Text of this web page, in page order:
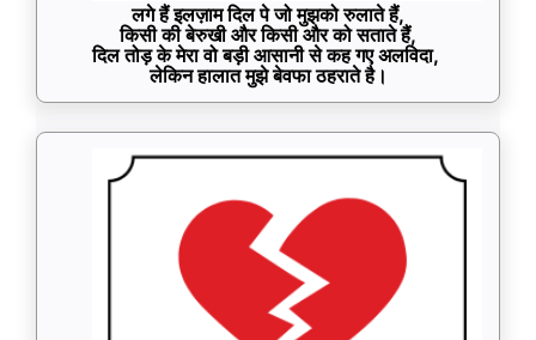
लगे हैं इलज़ाम दिल पे जो मुझको रुलाते हैं,
किसी की बेरुखी और किसी और को सताते हैं,
दिल तोड़ के मेरा वो बड़ी आसानी से कह गए अलविदा,
लेकिन हालात मुझे बेवफा ठहराते है।